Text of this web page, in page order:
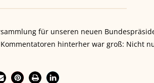
für unseren neuen
hinterher war groß: Nicht